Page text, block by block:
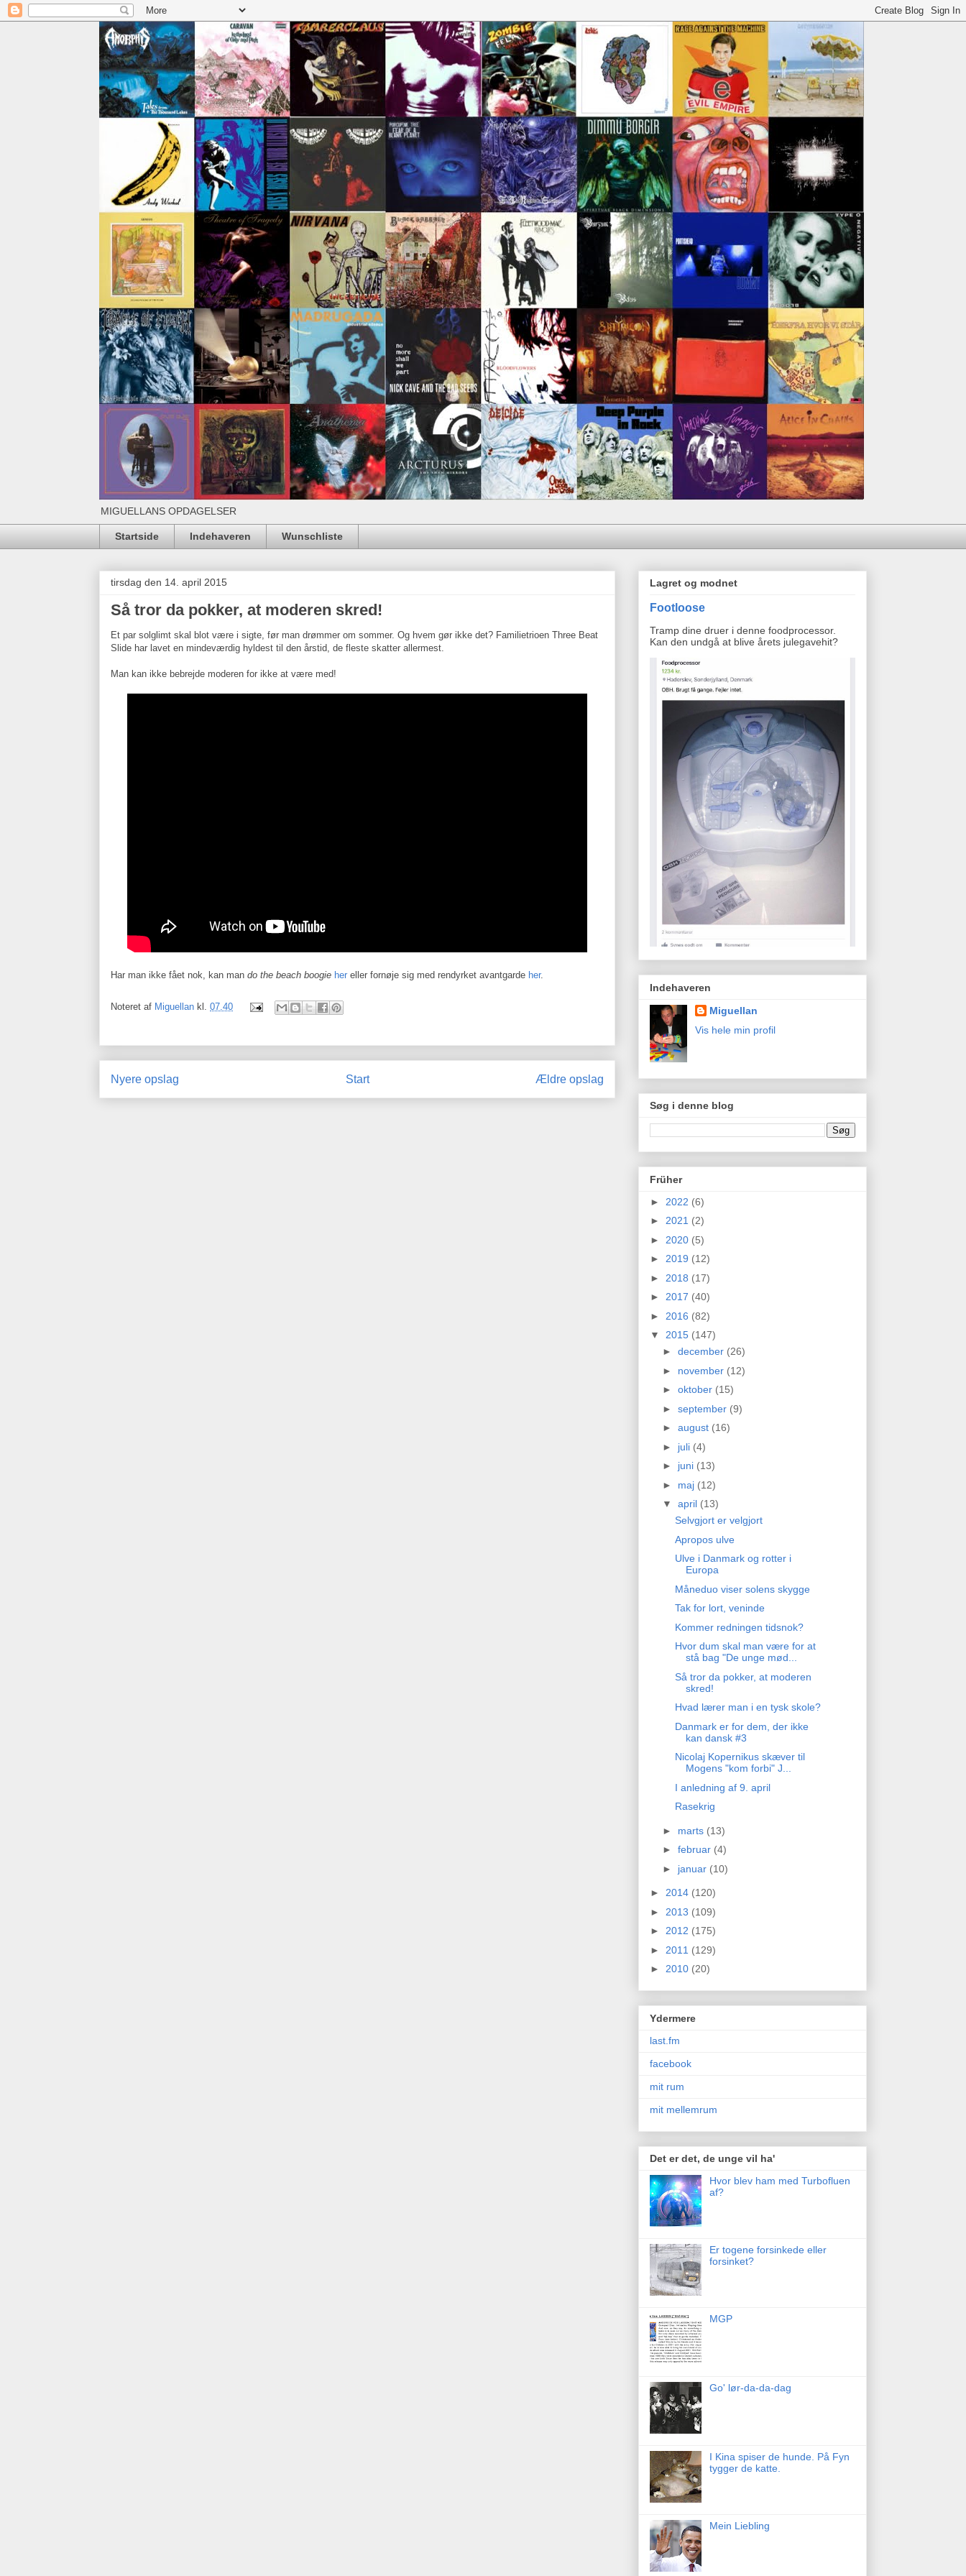
MIGUELLANS OPDAGELSER
Startside Indehaveren Wunschliste
tirsdag den 14. april 2015
Så tror da pokker, at moderen skred!
Et par solglimt skal blot være i sigte, før man drømmer om sommer. Og hvem gør ikke det? Familietrioen Three Beat
Slide har lavet en mindeværdig hyldest til den årstid, de fleste skatter allermest.
Man kan ikke bebrejde moderen for ikke at være med!
Har man ikke fået nok, kan man do the beach boogie her eller fornøje sig med rendyrket avantgarde her.
Noteret af Miguellan kl. 07.40
Nyere opslag Ældre opslag
Start
Lagret og modnet
Footloose
Tramp dine druer i denne foodprocessor.
Kan den undgå at blive årets julegavehit?
Indehaveren
Miguellan
Vis hele min profil
Søg i denne blog
Früher
► 2022 (6)
► 2021 (2)
► 2020 (5)
► 2019 (12)
► 2018 (17)
► 2017 (40)
► 2016 (82)
▼ 2015 (147)
► december (26)
► november (12)
► oktober (15)
► september (9)
► august (16)
► juli (4)
► juni (13)
► maj (12)
▼ april (13)
Selvgjort er velgjort
Apropos ulve
Ulve i Danmark og rotter i
Europa
Måneduo viser solens skygge
Tak for lort, veninde
Kommer redningen tidsnok?
Hvor dum skal man være for at
stå bag "De unge mød...
Så tror da pokker, at moderen
skred!
Hvad lærer man i en tysk skole?
Danmark er for dem, der ikke
kan dansk #3
Nicolaj Kopernikus skæver til
Mogens "kom forbi" J...
I anledning af 9. april
Rasekrig
► marts (13)
► februar (4)
► januar (10)
► 2014 (120)
► 2013 (109)
► 2012 (175)
► 2011 (129)
► 2010 (20)
Ydermere
last.fm
facebook
mit rum
mit mellemrum
Det er det, de unge vil ha'
Hvor blev ham med Turbofluen
af?
Er togene forsinkede eller
forsinket?
MGP
Go' lør-da-da-dag
I Kina spiser de hunde. På Fyn
tygger de katte.
Mein Liebling